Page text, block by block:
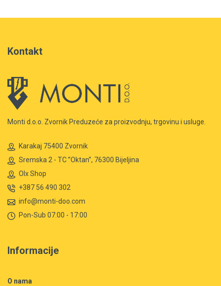
Kontakt
Monti d.o.o. Zvornik Preduzeće za proizvodnju, trgovinu i usluge.
Karakaj 75400 Zvornik
Sremska 2 - TC ”Oktan”, 76300 Bijeljina
Olx Shop
+387 56 490 302
info@monti-doo.com
Pon-Sub 07:00 - 17:00
Informacije
O nama